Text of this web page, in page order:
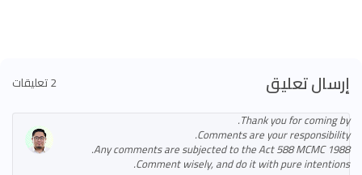
إرسال تعليق 2 تعليقات
Thank you for coming by.
Comments are your responsibility.
Any comments are subjected to the Act 588 MCMC 1988.
Comment wisely, and do it with pure intentions.